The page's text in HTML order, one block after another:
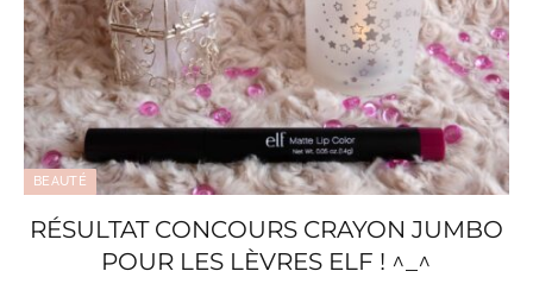
BEAUTÉ
RÉSULTAT CONCOURS CRAYON JUMBO
POUR LES LÈVRES ELF ! ^_^